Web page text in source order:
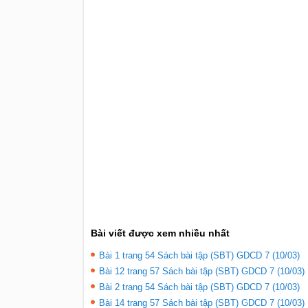
Bài viết được xem nhiều nhất
Bài 1 trang 54 Sách bài tập (SBT) GDCD 7 (10/03)
Bài 12 trang 57 Sách bài tập (SBT) GDCD 7 (10/03)
Bài 2 trang 54 Sách bài tập (SBT) GDCD 7 (10/03)
Bài 14 trang 57 Sách bài tập (SBT) GDCD 7 (10/03)